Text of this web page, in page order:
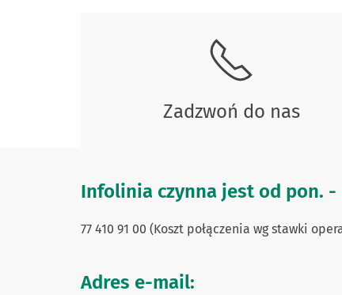
Zadzwoń do nas
Infolinia czynna jest od pon. -
77 410 91 00 (Koszt połączenia wg stawki
Adres e-mail: